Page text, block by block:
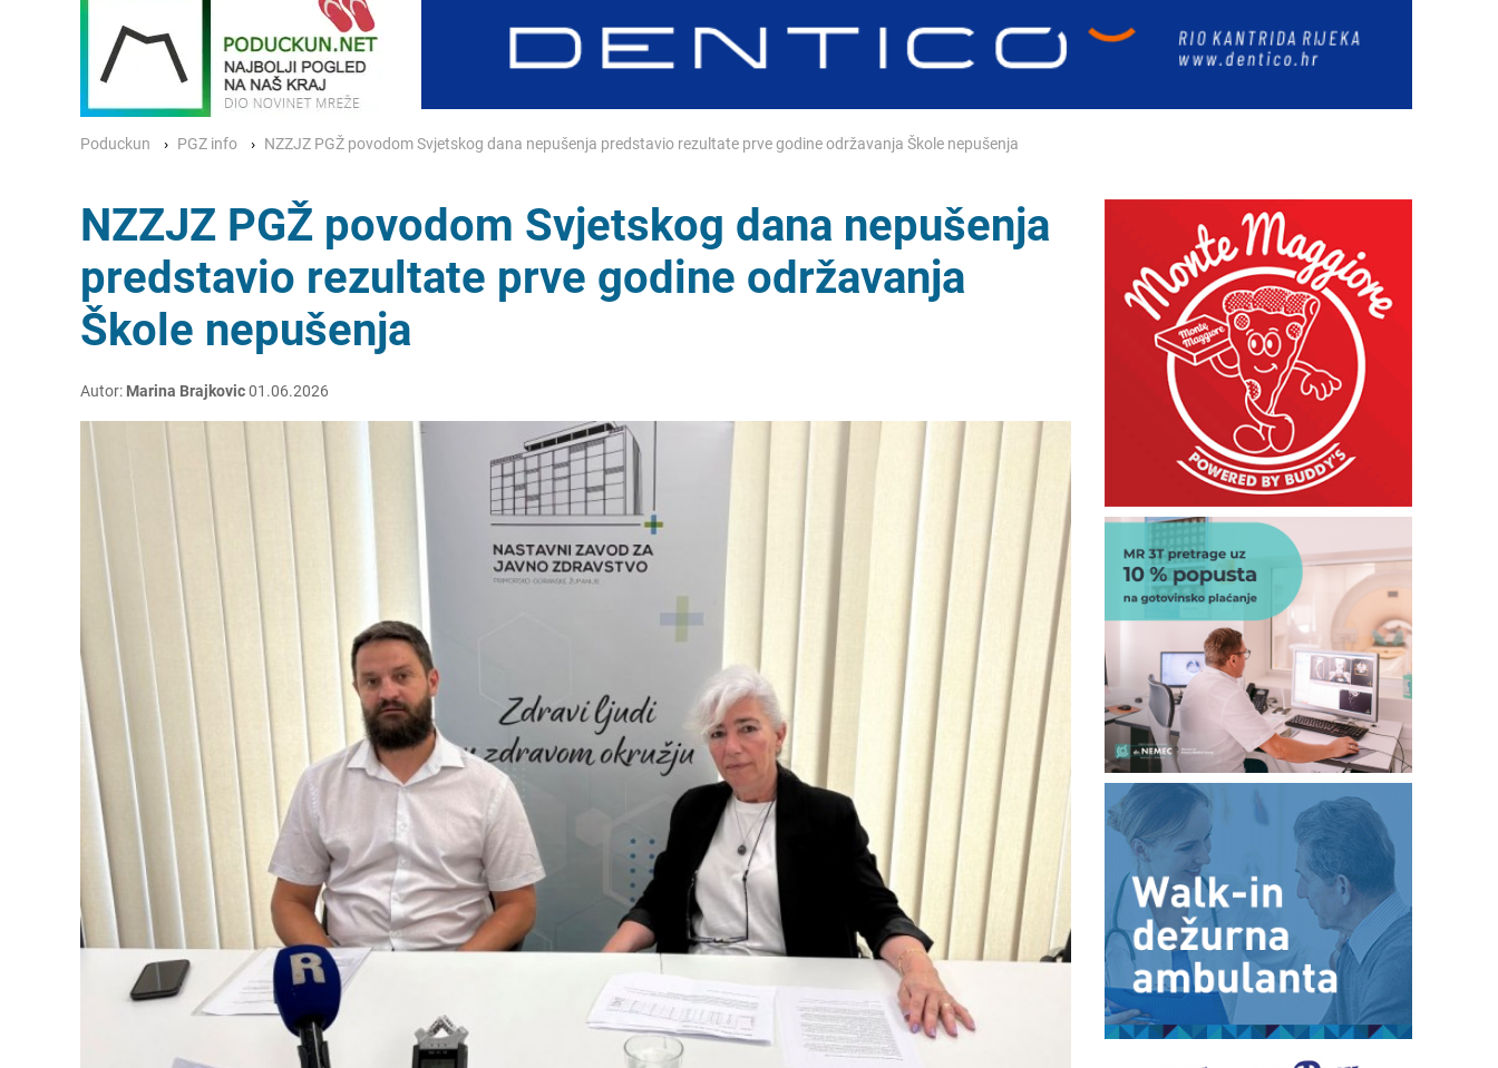
Poduckun PGZ info NZZJZ PGŽ povodom Svjetskog dana nepušenja predstavio rezultate prve godine održavanja Škole nepušenja
NZZJZ PGŽ povodom Svjetskog dana nepušenja
predstavio rezultate prve godine održavanja
Škole nepušenja
Autor: Marina Brajkovic01.06.2026